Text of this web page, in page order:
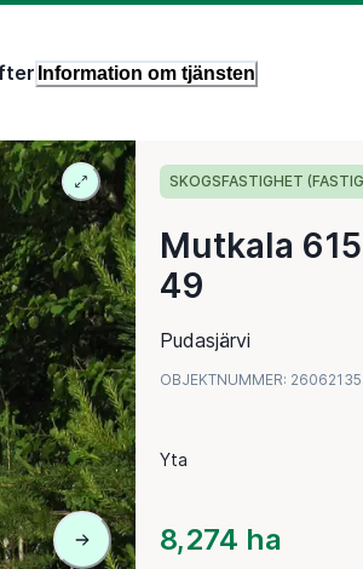
Information om tjänsten
SKOGSFASTIGHET
Mutkala
49
Pudasjärvi
OBJEKTNUMMER:
Yta
8,274 ha